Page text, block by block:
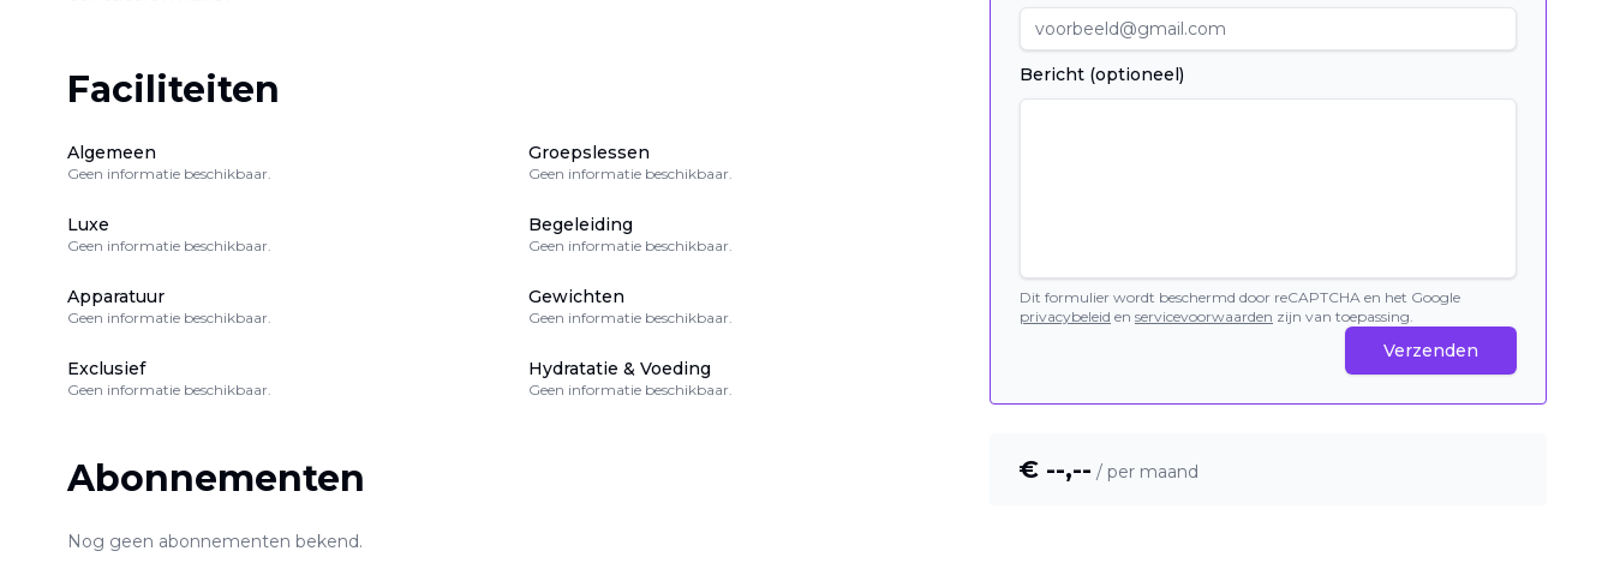
Faciliteiten
Algemeen
Geen informatie beschikbaar.
Groepslessen
Geen informatie beschikbaar.
Luxe
Geen informatie beschikbaar.
Begeleiding
Geen informatie beschikbaar.
Apparatuur
Geen informatie beschikbaar.
Gewichten
Geen informatie beschikbaar.
Exclusief
Geen informatie beschikbaar.
Hydratatie & Voeding
Geen informatie beschikbaar.
Abonnementen
Nog geen abonnementen bekend.
Bericht (optioneel)
Dit formulier wordt beschermd door reCAPTCHA en het Google
privacybeleid en servicevoorwaarden zijn van toepassing.
Verzenden
€ --,-- / per maand